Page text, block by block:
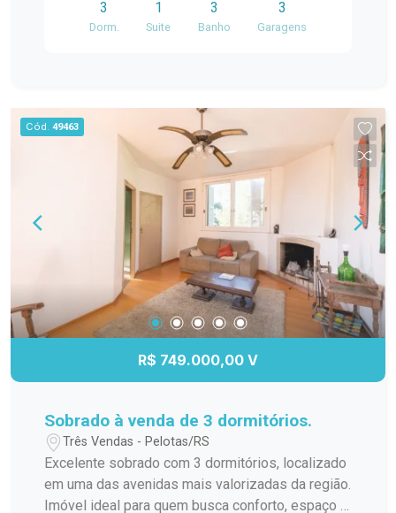
tanto para o Centro quanto para a Praia do
Laranjal. A casa está distribuída em um terreno de
completa, proporcionando conforto e praticidade
para toda a família. Possui sala de estar com
lareira, criando um ambiente aconchegante. Sala
de estar e jantar integrada. Cozinha funcional e
ambientes bem iluminados e ventilados. Espaço
gourmet com churrasqueira. Dispõe de vagas de
garagem, sendo uma coberta. Pátio nos fundos,
ideal para quem busca espaço para lazer, pets ou
futuras ampliações. O imóvel conta com uma
peça nos fundos, com quarto e banheiro. Uma
excelente opção para morar com tranquilidade,
espaço e ótima localização. Entre em contato
para mais informações ou agende sua visita.
3
Dorm.
1
Suite
3
Banho
3
Garagens
Cód. 49463
R$ 749.000,00 V
Sobrado à venda de 3 dormitórios.
Três Vendas - Pelotas/RS
Excelente sobrado com 3 dormitórios, localizado
em uma das avenidas mais valorizadas da região.
Imóvel ideal para quem busca conforto, espaço e